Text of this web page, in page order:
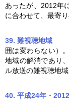
あったが、2012年
に合わせて、最寄
39. 難視聴地域
囲は変わらない）
地域の解消であり
ル放送の難視聴地
40. 平成24年・